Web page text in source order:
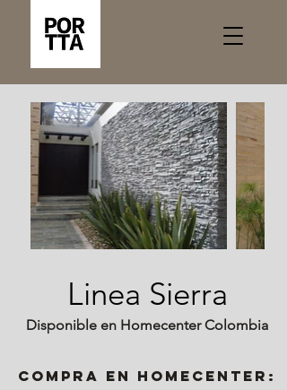
Linea Sierra
Disponible en Homecenter Colombia
Compra en Homecenter: